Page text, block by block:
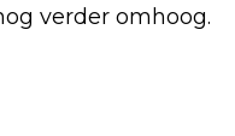
verder omhoog.